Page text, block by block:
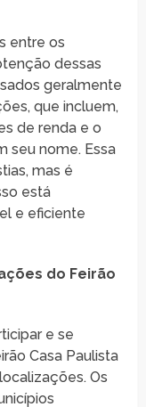
entre os
dessas
geralmente
que incluem,
de renda e o
seu nome. Essa
mas é
está
e eficiente
do Feirão
e se
Casa Paulista
Os